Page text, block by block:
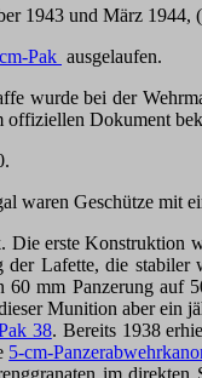
1943 und März
Pak ausgelaufen.
wurde bei der
offiziellen Dokument
waren Geschütze mit
Die erste Konstruktion
Lafette, die
mm Panzerung auf
Munition aber ein
38. Bereits 1938
5-cm-
im